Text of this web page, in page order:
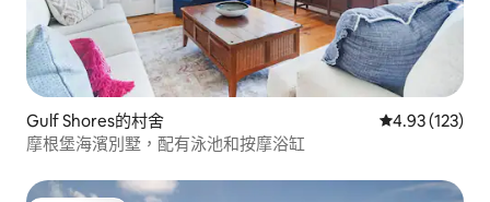
Gulf Shores的村舍 從 123 則評價
4.93 (123)
摩根堡海濱別墅，配有泳池和按摩浴缸